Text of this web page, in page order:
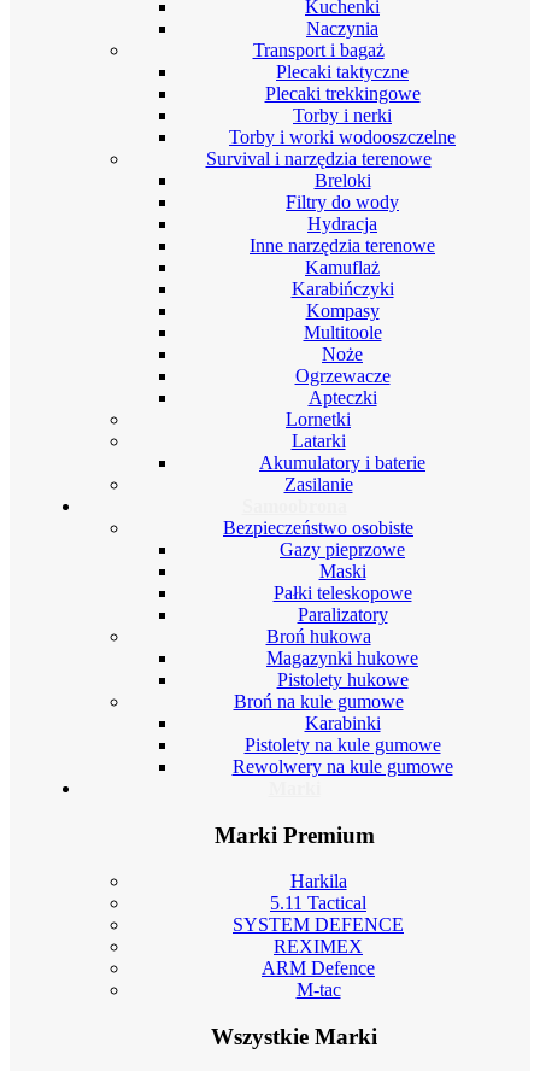
Kuchenki
Naczynia
Transport i bagaż
Plecaki taktyczne
Plecaki trekkingowe
Torby i nerki
Torby i worki wodooszczelne
Survival i narzędzia terenowe
Breloki
Filtry do wody
Hydracja
Inne narzędzia terenowe
Kamuflaż
Karabińczyki
Kompasy
Multitoole
Noże
Ogrzewacze
Apteczki
Lornetki
Latarki
Akumulatory i baterie
Zasilanie
Bezpieczeństwo osobiste
Gazy pieprzowe
Maski
Pałki teleskopowe
Paralizatory
Broń hukowa
Magazynki hukowe
Pistolety hukowe
Broń na kule gumowe
Karabinki
Pistolety na kule gumowe
Rewolwery na kule gumowe
Marki Premium
Harkila
5.11 Tactical
SYSTEM DEFENCE
REXIMEX
ARM Defence
M-tac
Wszystkie Marki